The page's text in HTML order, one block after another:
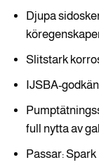
Djupa
Slitstark
IJSBA-
full nytta av
Passar: Spark